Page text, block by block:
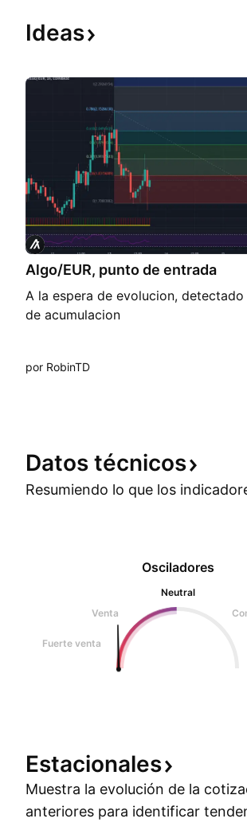
Ideas
Algo/EUR, punto de entrada
A la espera de evolucion,
de acumulacion
por RobinTD
Datos técnicos
Resumiendo lo que los
Osciladores
Neutral
Venta
Fuerte venta
Estacionales
Muestra la evolución de la
anteriores para identificar